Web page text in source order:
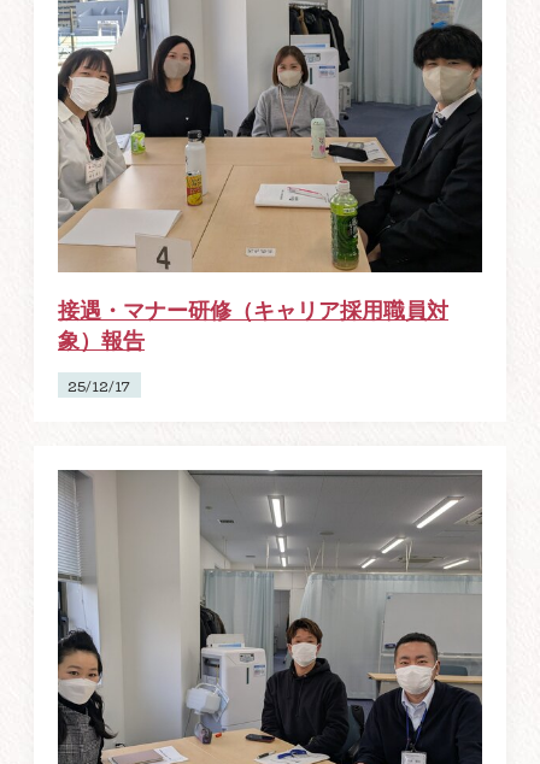
接遇・マナー研修（キャリア採用職員対
象）報告
25/12/17